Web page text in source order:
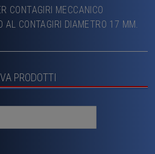
CONTAGIRI MECCANICO
AL CONTAGIRI DIAMETRO 17 MM.
PRODOTTI